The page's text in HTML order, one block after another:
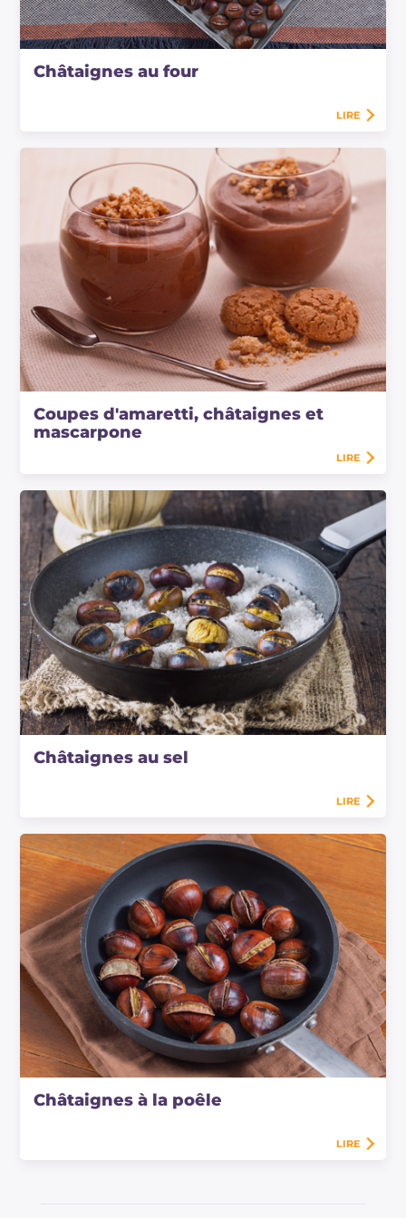
Châtaignes au four
LIRE
Coupes d'amaretti, châtaignes et
mascarpone
LIRE
Châtaignes au sel
LIRE
Châtaignes à la poêle
LIRE